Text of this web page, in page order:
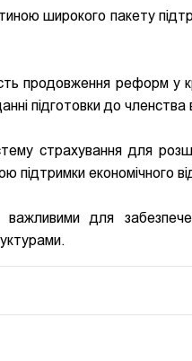
широкого пакету
продовження реформ у
підготовки до
страхування для
підтримки економічного
для